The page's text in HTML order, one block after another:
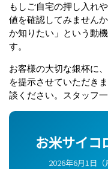
もしご自宅の押し入れ
値を確認してみません
か知りたい」という動
す。
お客様の大切な銀杯に
を提示させていただき
談ください。スタッフ
お米サイコ
2026年6月1日